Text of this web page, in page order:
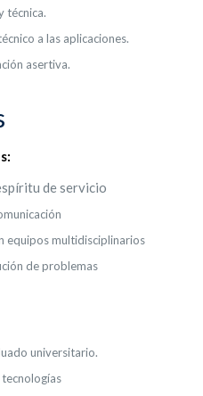
técnica.
a las aplicaciones.
asertiva.
de servicio
equipos multidisciplinarios
de problemas
universitario.